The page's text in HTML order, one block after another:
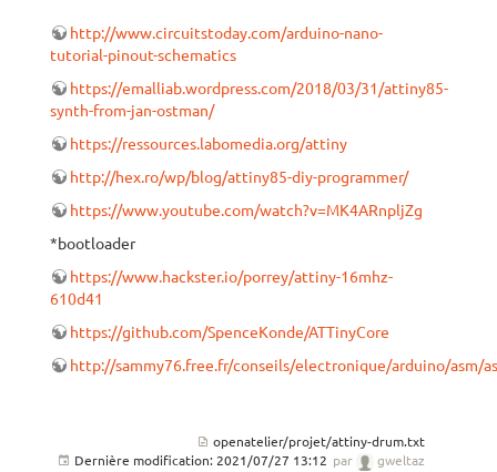
http://www.circuitstoday.com/arduino-nano-
tutorial-pinout-schematics
https://emalliab.wordpress.com/2018/03/31/attiny85-
synth-from-jan-ostman/
https://ressources.labomedia.org/attiny
http://hex.ro/wp/blog/attiny85-diy-programmer/
https://www.youtube.com/watch?v=MK4ARnpljZg
*bootloader
https://www.hackster.io/porrey/attiny-16mhz-
610d41
https://github.com/SpenceKonde/ATTinyCore
http://sammy76.free.fr/conseils/electronique/arduino/asm/
openatelier/projet/attiny-drum.txt
Dernière modification: 2021/07/27 13:12 par gweltaz